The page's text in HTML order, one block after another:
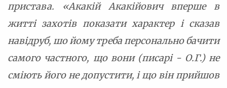
пристава. «Акакій Акакійович вперше в
житті захотів показати характер і сказав
навідруб, шо йому треба персонально бачити
самого частного, що вони (писарі - О.Г.) не
сміють його не допустити, і що він прийшов